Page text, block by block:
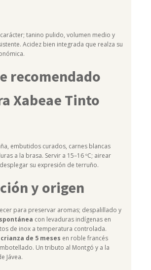
tanino pulido, volumen medio y
Acidez bien integrada que realza su
recomendado
Xabeae Tinto
embutidos curados, carnes blancas
a la brasa. Servir a 15–16 ºC; airear
su expresión de terruño.
y origen
para preservar aromas; despalillado y
con levaduras indígenas en
de inox a temperatura controlada.
crianza de 5 meses en roble francés
Un tributo al Montgó y a la
Jávea.